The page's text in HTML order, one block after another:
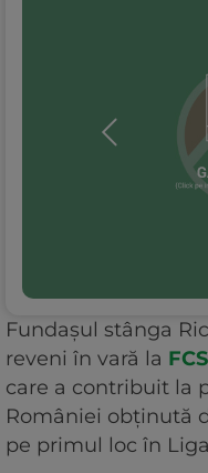
Fundașul stânga
reveni în vară la
care a contribuit la
României obținută
pe primul loc în